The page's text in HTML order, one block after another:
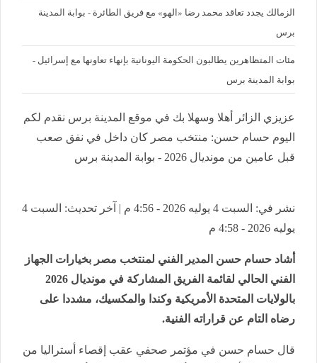
الزمالك يجدد تعاقد محمد رضا «الهو» مع فريق الطائرة - بوابة المدينة
برس
مئات المتظاهرين يطالبون الحكومة اليونانية بإنهاء تعاونها مع إسرائيل -
بوابة المدينة برس
عزيزي الزائر أهلا وسهلا بك في موقع المدينة برس نقدم لكم
اليوم حسام حسن: منتخب مصر كان داخل في نفق صعب
قبل عامين من مونديال 2026 - بوابة المدينة برس
نشر في: السبت 4 يوليه 2026 - 4:56 م | آخر تحديث: السبت 4
يوليه 2026 - 4:58 م
أشاد حسام حسن المدير الفني لمنتخب مصر بخيارات الجهاز
الفني الحالي لقائمة الفريق المشاركة في مونديال 2026
بالولايات المتحدة الأمريكية وكندا والمكسيك، مشددا على
رضاه التام عن قراراته الفنية.
قال حسام حسن في مؤتمر صحفي عقب إقصاء أستراليا من